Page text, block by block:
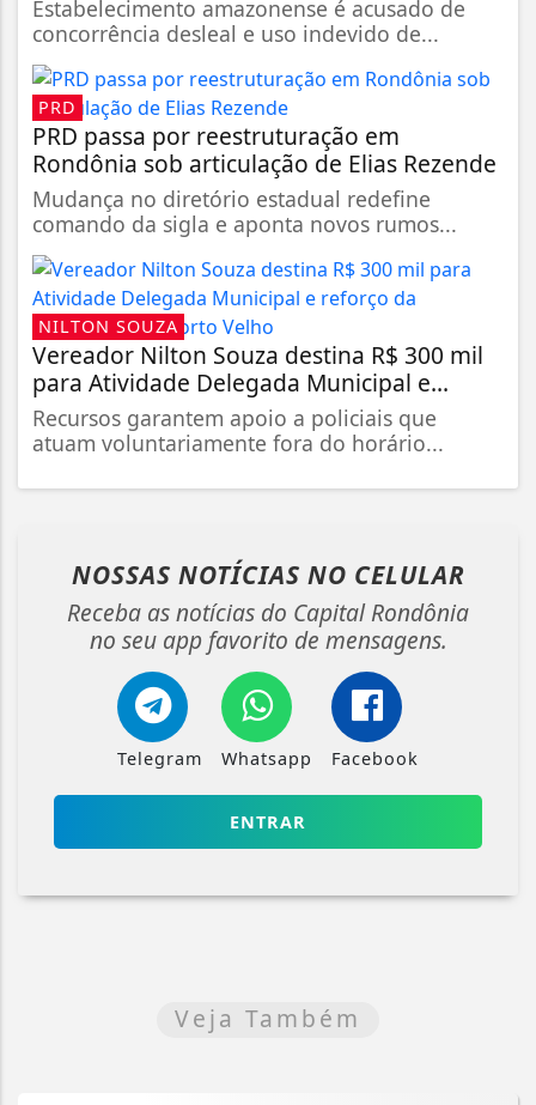
Estabelecimento amazonense é acusado de
concorrência desleal e uso indevido de...
PRD
PRD passa por reestruturação em
Rondônia sob articulação de Elias Rezende
Mudança no diretório estadual redefine
comando da sigla e aponta novos rumos...
NILTON SOUZA
Vereador Nilton Souza destina R$ 300 mil
para Atividade Delegada Municipal e...
Recursos garantem apoio a policiais que
atuam voluntariamente fora do horário...
NOSSAS NOTÍCIAS NO CELULAR
Receba as notícias do Capital Rondônia
no seu app favorito de mensagens.
Telegram Whatsapp Facebook
ENTRAR
Veja Também